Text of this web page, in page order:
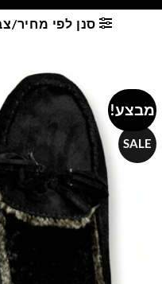
סנן לפי מחיר/
מבצע!
SALE